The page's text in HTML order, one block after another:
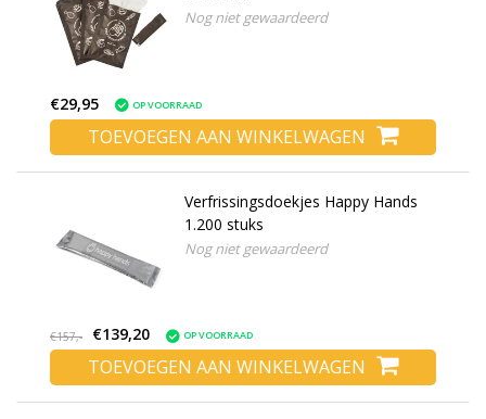
Nog niet gewaardeerd
€29,95 OP VOORRAAD
TOEVOEGEN AAN WINKELWAGEN
Verfrissingsdoekjes Happy Hands
1.200 stuks
Nog niet gewaardeerd
€157,- €139,20 OP VOORRAAD
TOEVOEGEN AAN WINKELWAGEN